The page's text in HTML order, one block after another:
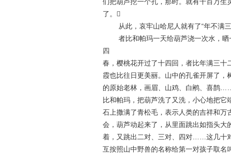
了。
从此，哀牢山哈尼人就有了“年不满三
者比和帕玛一天给葫芦浇一次水，晒
四
春，樱桃花开过了十四回，者比年满三
霞也比往日更美丽。山中的孔雀开屏了
的原始老林，画眉、山鸡、白鹇、喜鹊
比和帕玛，把葫芦洗了又洗，小心地把
石上撒满了青松毛，表示人类的吉祥和
会，葫芦动起来了，从里面跳出如指头
着，又跳出二对、三对、四对……这几十
互按照山中野兽的名称给第一对孩子取名